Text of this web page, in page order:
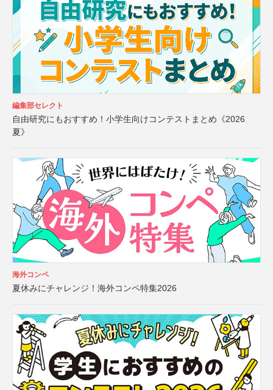
編集部セレクト
自由研究にもおすすめ！小学生向けコンテストまとめ《2026
夏》
海外コンペ
夏休みにチャレンジ！海外コンペ特集2026